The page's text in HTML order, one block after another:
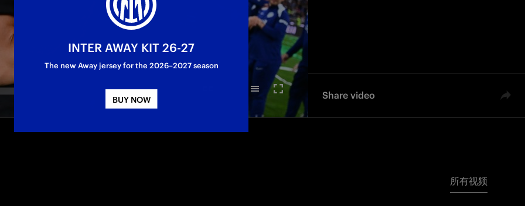
Share video
所有视频
INTER AWAY KIT 26-27
The new Away jersey for the 2026–2027 season
BUY NOW